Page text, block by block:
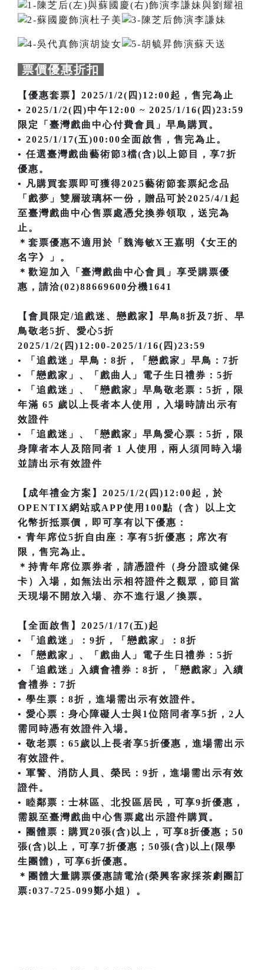
票價優惠折扣
【優惠套票】2025/1/2(四)12:00起，售完為止
• 2025/1/2(四)中午12:00 ~ 2025/1/16(四)23:59
限定「臺灣戲曲中心付費會員」早鳥購買。
• 2025/1/17(五)00:00全面啟售，售完為止。
• 任選臺灣戲曲藝術節3檔(含)以上節目，享7折
優惠。
• 凡購買套票即可獲得2025藝術節套票紀念品
「戲夢」雙層玻璃杯一份，贈品可於2025/4/1起
至臺灣戲曲中心售票處憑兌換券領取，送完為
止。
＊套票優惠不適用於「魏海敏X王嘉明《女王的
名字》」。
＊歡迎加入「臺灣戲曲中心會員」享受購票優
惠，請洽(02)88669600分機1641
【會員限定/追戲迷、戀戲家】早鳥8折及7折、早
鳥敬老5折、愛心5折
2025/1/2(四)12:00-2025/1/16(四)23:59
• 「追戲迷」早鳥：8折，「戀戲家」早鳥：7折
• 「戀戲家」、「戲曲人」電子生日禮券：5折
• 「追戲迷」、「戀戲家」早鳥敬老票：5折，限
年滿 65 歲以上長者本人使用，入場時請出示有
效證件
• 「追戲迷」、「戀戲家」早鳥愛心票：5折，限
身障者本人及陪同者 1 人使用，兩人須同時入場
並請出示有效證件
【成年禮金方案】2025/1/2(四)12:00起，於
OPENTIX網站或APP使用100點（含）以上文
化幣折抵票價，即可享有以下優惠：
• 青年席位5折自由座：享有5折優惠；席次有
限，售完為止。
＊持青年席位票券者，請憑證件（身分證或健保
卡）入場，如無法出示相符證件之觀眾，節目當
天現場不開放入場、亦不進行退／換票。
【全面啟售】2025/1/17(五)起
• 「追戲迷」：9折，「戀戲家」：8折
• 「戀戲家」、「戲曲人」電子生日禮券：5折
• 「追戲迷」入續會禮券：8折，「戀戲家」入續
會禮券：7折
• 學生票：8折，進場需出示有效證件。
• 愛心票：身心障礙人士與1位陪同者享5折，2人
需同時憑有效證件入場。
• 敬老票：65歲以上長者享5折優惠，進場需出示
有效證件。
• 軍警、消防人員、榮民：9折，進場需出示有效
證件。
• 睦鄰票：士林區、北投區居民，可享9折優惠，
需親至臺灣戲曲中心售票處出示證件購買。
• 團體票：購買20張(含)以上，可享8折優惠；50
張(含)以上，可享7折優惠；50張(含)以上(限學
生團體)，可享6折優惠。
＊團體大量購票優惠請電洽(榮興客家採茶劇團訂
票:037-725-099鄭小姐）。